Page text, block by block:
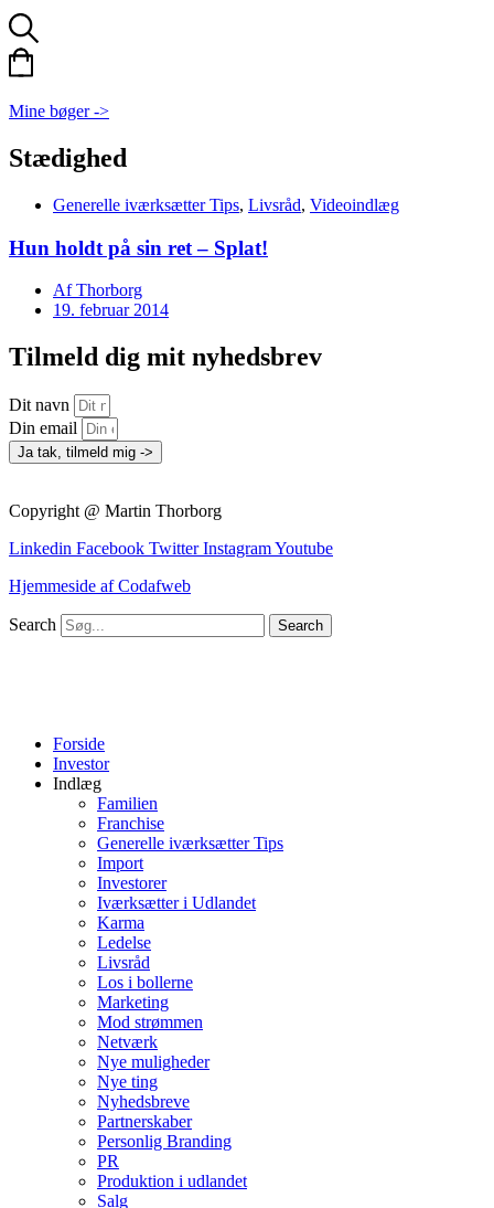
Mine bøger ->
Stædighed
Generelle iværksætter Tips, Livsråd, Videoindlæg
Hun holdt på sin ret – Splat!
AfThorborg
19. februar 2014
Tilmeld dig mit nyhedsbrev
Dit navn
Din email
Ja tak, tilmeld mig ->
Copyright @ Martin Thorborg
Linkedin Facebook Twitter InstagramYoutube
Hjemmeside af Codafweb
Search Search
Forside
Investor
Indlæg
Familien
Franchise
Generelle iværksætter Tips
Import
Investorer
Iværksætter i Udlandet
Karma
Ledelse
Livsråd
Los i bollerne
Marketing
Mod strømmen
Netværk
Nye muligheder
Nye ting
Nyhedsbreve
Partnerskaber
Personlig Branding
PR
Produktion i udlandet
Salg